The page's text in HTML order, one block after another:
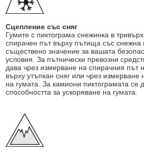
Сцепление със сняг
Гумите с пиктограма снежинка в
спирачен път върху пътища със снежна
съществено значение за вашата
условия. За пътнически превозни
дава чрез измерване на спирачния път
върху утъпкан сняг или чрез измерване
на гумата. За камиони пиктограмата се
способността за ускоряване на гумата.